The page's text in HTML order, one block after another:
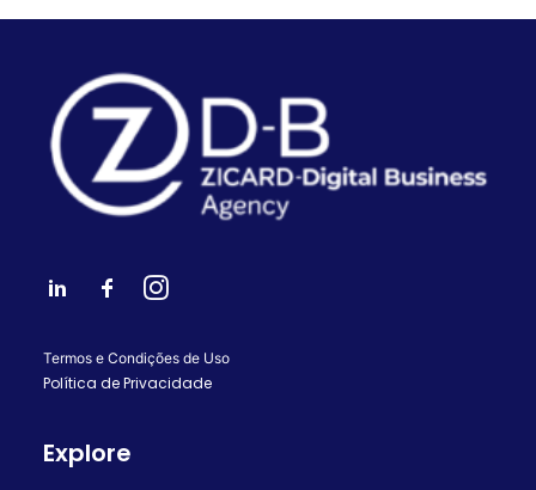
Termos e Condições de Uso
Política de Privacidade
Explore